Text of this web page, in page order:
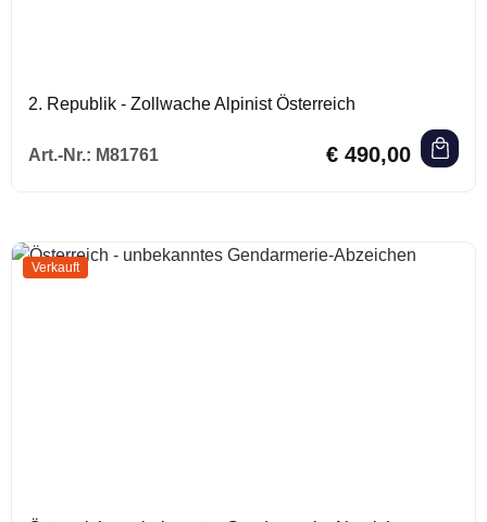
2. Republik - Zollwache Alpinist Österreich
Art.-Nr.: M81761 € 490,00
Verkauft